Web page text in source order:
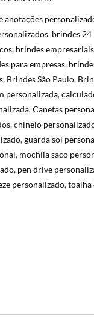
anotações
, brindes 24
, brindes empresariais
para empresas,
, Brindes São Paulo,
personalizada,
,Canetas
,chinelo
,guarda sol
, mochila saco
, pen drive
personalizado,toalha